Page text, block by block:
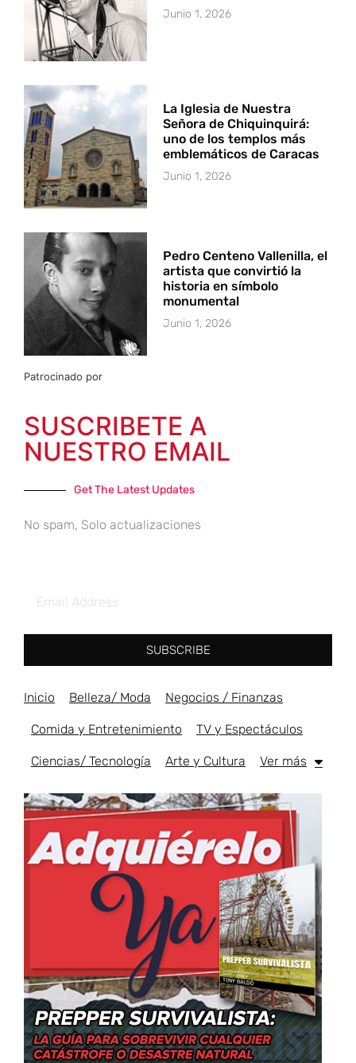
Junio 1, 2026
La Iglesia de Nuestra
Señora de Chiquinquirá:
uno de los templos más
emblemáticos de Caracas
Junio 1, 2026
Pedro Centeno Vallenilla, el
artista que convirtió la
historia en símbolo
monumental
Junio 1, 2026
Patrocinado por
SUSCRIBETE A
NUESTRO EMAIL
Get The Latest Updates
No spam, Solo actualizaciones
SUBSCRIBE
Inicio Belleza/ Moda Negocios / Finanzas
Comida y Entretenimiento TV y Espectáculos
Ciencias/ Tecnología Arte y Cultura Ver más